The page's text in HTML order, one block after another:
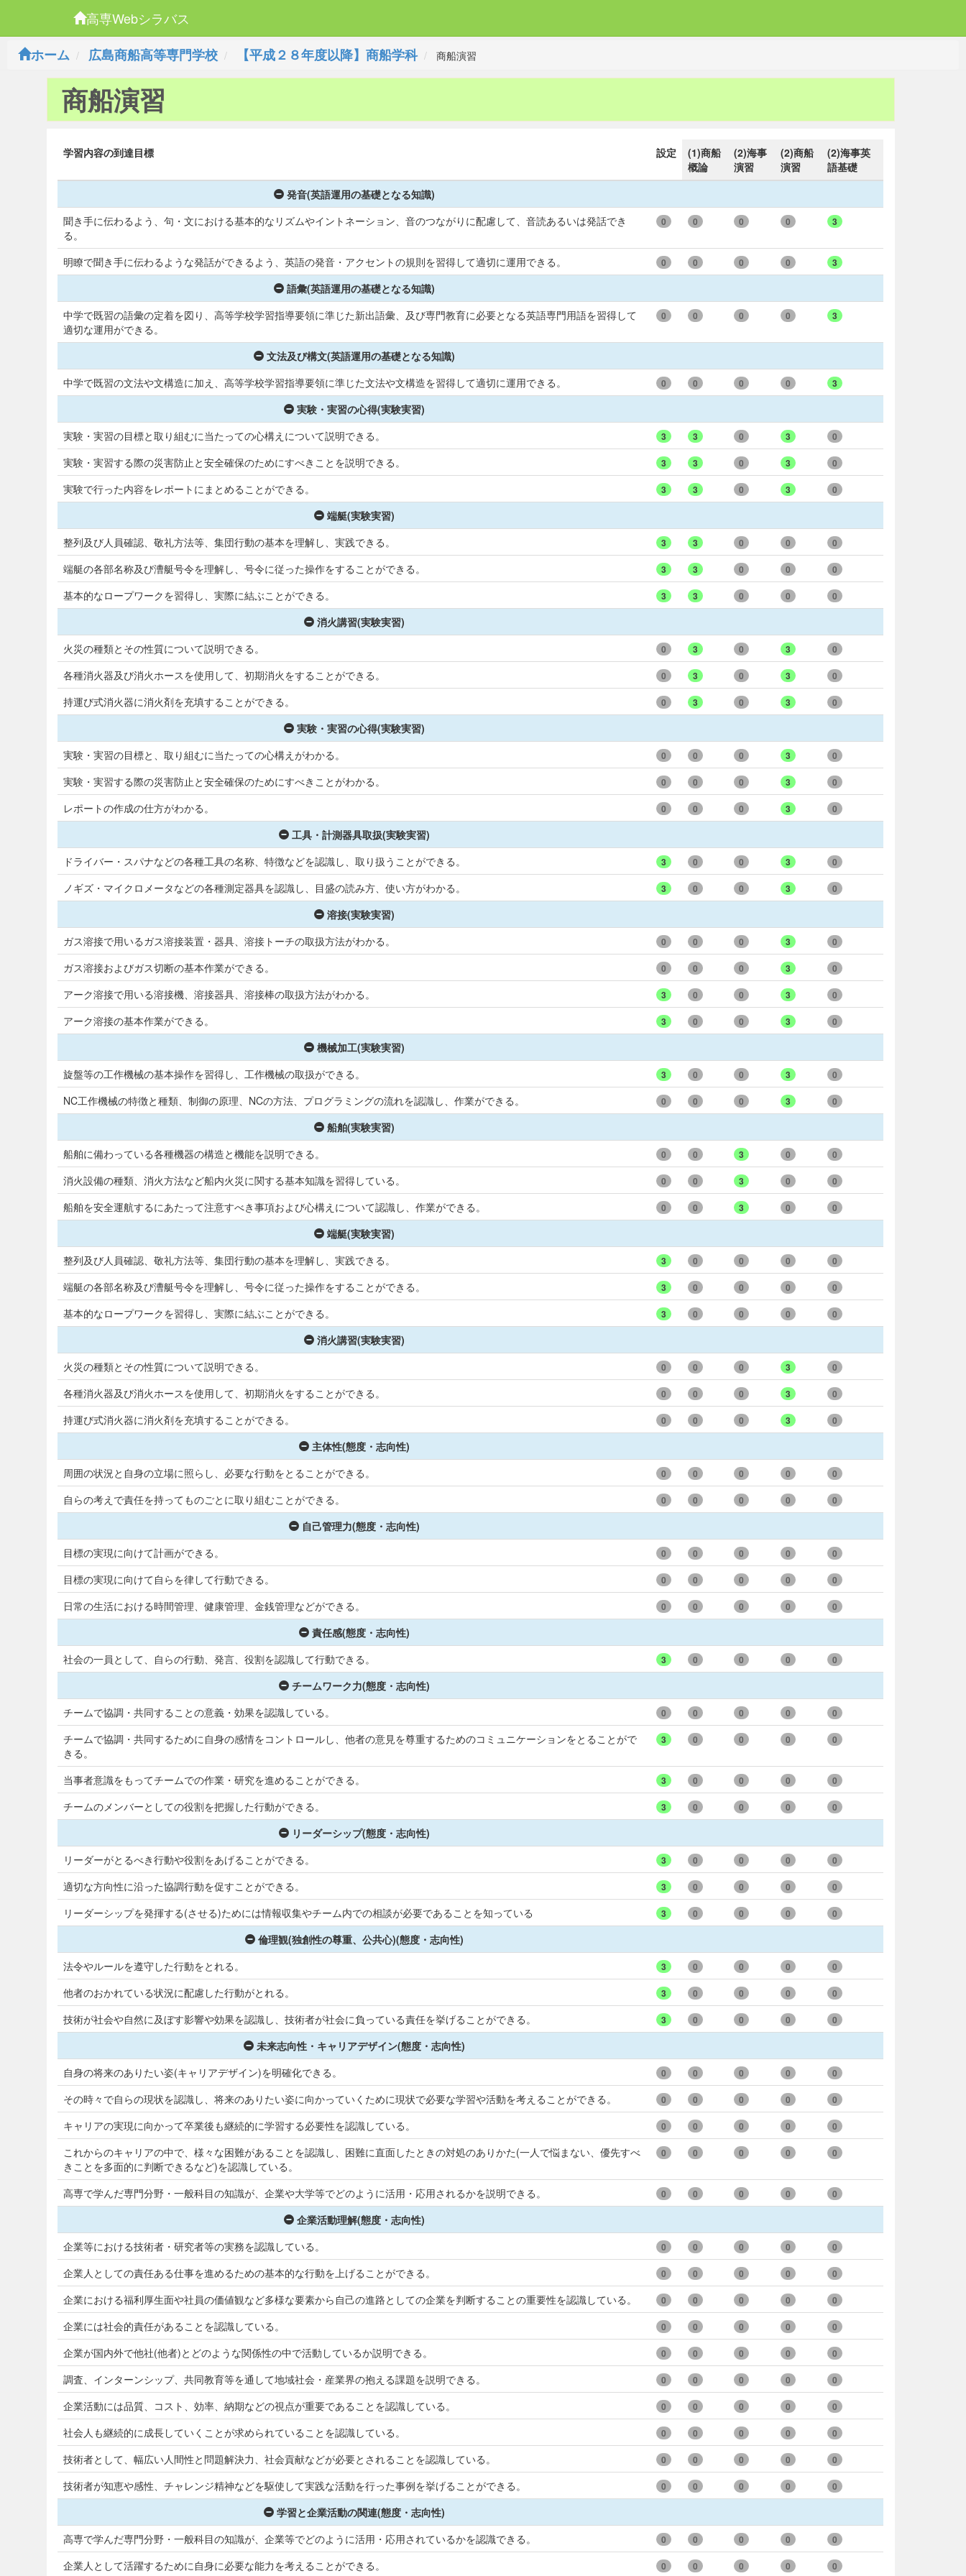
高専Webシラバス
ホーム
広島商船高等専門学校 【平成２８年度以降】商船学科 商船演習
商船演習
学習内容の到達目標 設定
(1)商船
概論
(2)海事
演習
(2)商船
演習
(2)海事英
語基礎
発音(英語運用の基礎となる知識)
聞き手に伝わるよう、句・文における基本的なリズムやイントネーション、音のつながりに配慮して、音読あるいは発話でき
る。
0 0 0 0 3
明瞭で聞き手に伝わるような発話ができるよう、英語の発音・アクセントの規則を習得して適切に運用できる。 0 0 0 0 3
語彙(英語運用の基礎となる知識)
中学で既習の語彙の定着を図り、高等学校学習指導要領に準じた新出語彙、及び専門教育に必要となる英語専門用語を習得して
適切な運用ができる。
0 0 0 0 3
文法及び構文(英語運用の基礎となる知識)
中学で既習の文法や文構造に加え、高等学校学習指導要領に準じた文法や文構造を習得して適切に運用できる。
0 0 0 0 3
実験・実習の心得(実験実習)
実験・実習の目標と取り組むに当たっての心構えについて説明できる。
3 3 0 3 0
実験・実習する際の災害防止と安全確保のためにすべきことを説明できる。 3 3 0 3 0
実験で行った内容をレポートにまとめることができる。 3 3 0 3 0
端艇(実験実習)
整列及び人員確認、敬礼方法等、集団行動の基本を理解し、実践できる。
3 3 0 0 0
端艇の各部名称及び漕艇号令を理解し、号令に従った操作をすることができる。 3 3 0 0 0
基本的なロープワークを習得し、実際に結ぶことができる。 3 3 0 0 0
消火講習(実験実習)
火災の種類とその性質について説明できる。
0 3 0 3 0
各種消火器及び消火ホースを使用して、初期消火をすることができる。 0 3 0 3 0
持運び式消火器に消火剤を充填することができる。 0 3 0 3 0
実験・実習の心得(実験実習)
実験・実習の目標と、取り組むに当たっての心構えがわかる。
0 0 0 3 0
実験・実習する際の災害防止と安全確保のためにすべきことがわかる。 0 0 0 3 0
レポートの作成の仕方がわかる。 0 0 0 3 0
工具・計測器具取扱(実験実習)
ドライバー・スパナなどの各種工具の名称、特徴などを認識し、取り扱うことができる。
3 0 0 3 0
ノギズ・マイクロメータなどの各種測定器具を認識し、目盛の読み方、使い方がわかる。 3 0 0 3 0
溶接(実験実習)
ガス溶接で用いるガス溶接装置・器具、溶接トーチの取扱方法がわかる。
0 0 0 3 0
ガス溶接およびガス切断の基本作業ができる。 0 0 0 3 0
アーク溶接で用いる溶接機、溶接器具、溶接棒の取扱方法がわかる。 3 0 0 3 0
アーク溶接の基本作業ができる。 3 0 0 3 0
機械加工(実験実習)
旋盤等の工作機械の基本操作を習得し、工作機械の取扱ができる。
3 0 0 3 0
NC工作機械の特徴と種類、制御の原理、NCの方法、プログラミングの流れを認識し、作業ができる。 0 0 0 3 0
船舶(実験実習)
船舶に備わっている各種機器の構造と機能を説明できる。
0 0 3 0 0
消火設備の種類、消火方法など船内火災に関する基本知識を習得している。 0 0 3 0 0
船舶を安全運航するにあたって注意すべき事項および心構えについて認識し、作業ができる。 0 0 3 0 0
端艇(実験実習)
整列及び人員確認、敬礼方法等、集団行動の基本を理解し、実践できる。
3 0 0 0 0
端艇の各部名称及び漕艇号令を理解し、号令に従った操作をすることができる。 3 0 0 0 0
基本的なロープワークを習得し、実際に結ぶことができる。 3 0 0 0 0
消火講習(実験実習)
火災の種類とその性質について説明できる。
0 0 0 3 0
各種消火器及び消火ホースを使用して、初期消火をすることができる。 0 0 0 3 0
持運び式消火器に消火剤を充填することができる。 0 0 0 3 0
主体性(態度・志向性)
周囲の状況と自身の立場に照らし、必要な行動をとることができる。
0 0 0 0 0
自らの考えで責任を持ってものごとに取り組むことができる。 0 0 0 0 0
自己管理力(態度・志向性)
目標の実現に向けて計画ができる。
0 0 0 0 0
目標の実現に向けて自らを律して行動できる。 0 0 0 0 0
日常の生活における時間管理、健康管理、金銭管理などができる。 0 0 0 0 0
責任感(態度・志向性)
社会の一員として、自らの行動、発言、役割を認識して行動できる。
3 0 0 0 0
チームワーク力(態度・志向性)
チームで協調・共同することの意義・効果を認識している。
0 0 0 0 0
チームで協調・共同するために自身の感情をコントロールし、他者の意見を尊重するためのコミュニケーションをとることがで
きる。
3 0 0 0 0
当事者意識をもってチームでの作業・研究を進めることができる。 3 0 0 0 0
チームのメンバーとしての役割を把握した行動ができる。 3 0 0 0 0
リーダーシップ(態度・志向性)
リーダーがとるべき行動や役割をあげることができる。
3 0 0 0 0
適切な方向性に沿った協調行動を促すことができる。 3 0 0 0 0
リーダーシップを発揮する(させる)ためには情報収集やチーム内での相談が必要であることを知っている 3 0 0 0 0
倫理観(独創性の尊重、公共心)(態度・志向性)
法令やルールを遵守した行動をとれる。
3 0 0 0 0
他者のおかれている状況に配慮した行動がとれる。 3 0 0 0 0
技術が社会や自然に及ぼす影響や効果を認識し、技術者が社会に負っている責任を挙げることができる。 3 0 0 0 0
未来志向性・キャリアデザイン(態度・志向性)
自身の将来のありたい姿(キャリアデザイン)を明確化できる。
0 0 0 0 0
その時々で自らの現状を認識し、将来のありたい姿に向かっていくために現状で必要な学習や活動を考えることができる。 0 0 0 0 0
キャリアの実現に向かって卒業後も継続的に学習する必要性を認識している。 0 0 0 0 0
これからのキャリアの中で、様々な困難があることを認識し、困難に直面したときの対処のありかた(一人で悩まない、優先すべ
きことを多面的に判断できるなど)を認識している。
0 0 0 0 0
高専で学んだ専門分野・一般科目の知識が、企業や大学等でどのように活用・応用されるかを説明できる。 0 0 0 0 0
企業活動理解(態度・志向性)
企業等における技術者・研究者等の実務を認識している。
0 0 0 0 0
企業人としての責任ある仕事を進めるための基本的な行動を上げることができる。 0 0 0 0 0
企業における福利厚生面や社員の価値観など多様な要素から自己の進路としての企業を判断することの重要性を認識している。 0 0 0 0 0
企業には社会的責任があることを認識している。 0 0 0 0 0
企業が国内外で他社(他者)とどのような関係性の中で活動しているか説明できる。 0 0 0 0 0
調査、インターンシップ、共同教育等を通して地域社会・産業界の抱える課題を説明できる。 0 0 0 0 0
企業活動には品質、コスト、効率、納期などの視点が重要であることを認識している。 0 0 0 0 0
社会人も継続的に成長していくことが求められていることを認識している。 0 0 0 0 0
技術者として、幅広い人間性と問題解決力、社会貢献などが必要とされることを認識している。 0 0 0 0 0
技術者が知恵や感性、チャレンジ精神などを駆使して実践な活動を行った事例を挙げることができる。 0 0 0 0 0
学習と企業活動の関連(態度・志向性)
高専で学んだ専門分野・一般科目の知識が、企業等でどのように活用・応用されているかを認識できる。
0 0 0 0 0
企業人として活躍するために自身に必要な能力を考えることができる。 0 0 0 0 0